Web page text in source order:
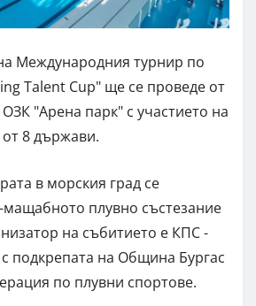
Международния турнир по
Talent Cup" ще се проведе от
"Арена парк" с участието на
от 8 държави.
в морския град се
плувно състезание
на събитието е КПС -
подкрепата на Община Бургас
по плувни спортове.